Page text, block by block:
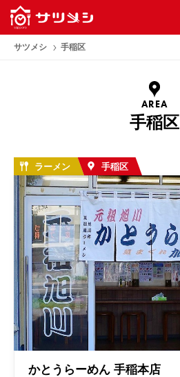
KEYWORD
サツメシ 手稲区
AREA
手稲区
ラーメン 手稲区
かとうらーめん 手稲本店